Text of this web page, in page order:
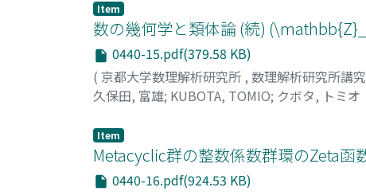
Item
数の幾何学と類体論 (続)
0440-15.pdf(379.58 KB)
( 京都大学数理解析研究所 , 数理解析研究所講
久保田, 富雄; KUBOTA, TOMIO; クボタ, トミオ
Item
Metacyclic群の整数係数群環のZeta
0440-16.pdf(924.53 KB)